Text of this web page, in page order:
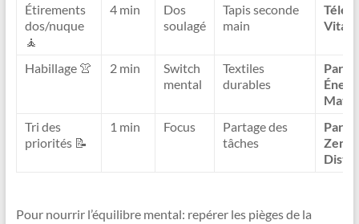
Étirements
dos/nuque
🧘
4 min
Dos
soulagé
Tapis seconde
main
Habillage 👚 2 min
Switch
mental
Textiles
durables
Tri des
priorités 📝
1 min Focus
Partage des
tâches
Zen à
Pour nourrir l’équilibre mental: repérer les pièges de la